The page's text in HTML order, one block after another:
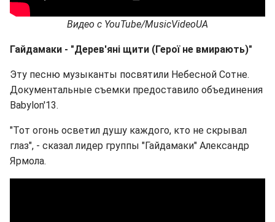
Видео с YouTube/MusicVideoUA
Гайдамаки - "Дерев'яні щити (Герої не вмирають)"
Эту песню музыканты посвятили Небесной Сотне.
Документальные съемки предоставило объединения
Babylon'13.
"Тот огонь осветил душу каждого, кто не скрывал
глаз", - сказал лидер группы "Гайдамаки" Александр
Ярмола.